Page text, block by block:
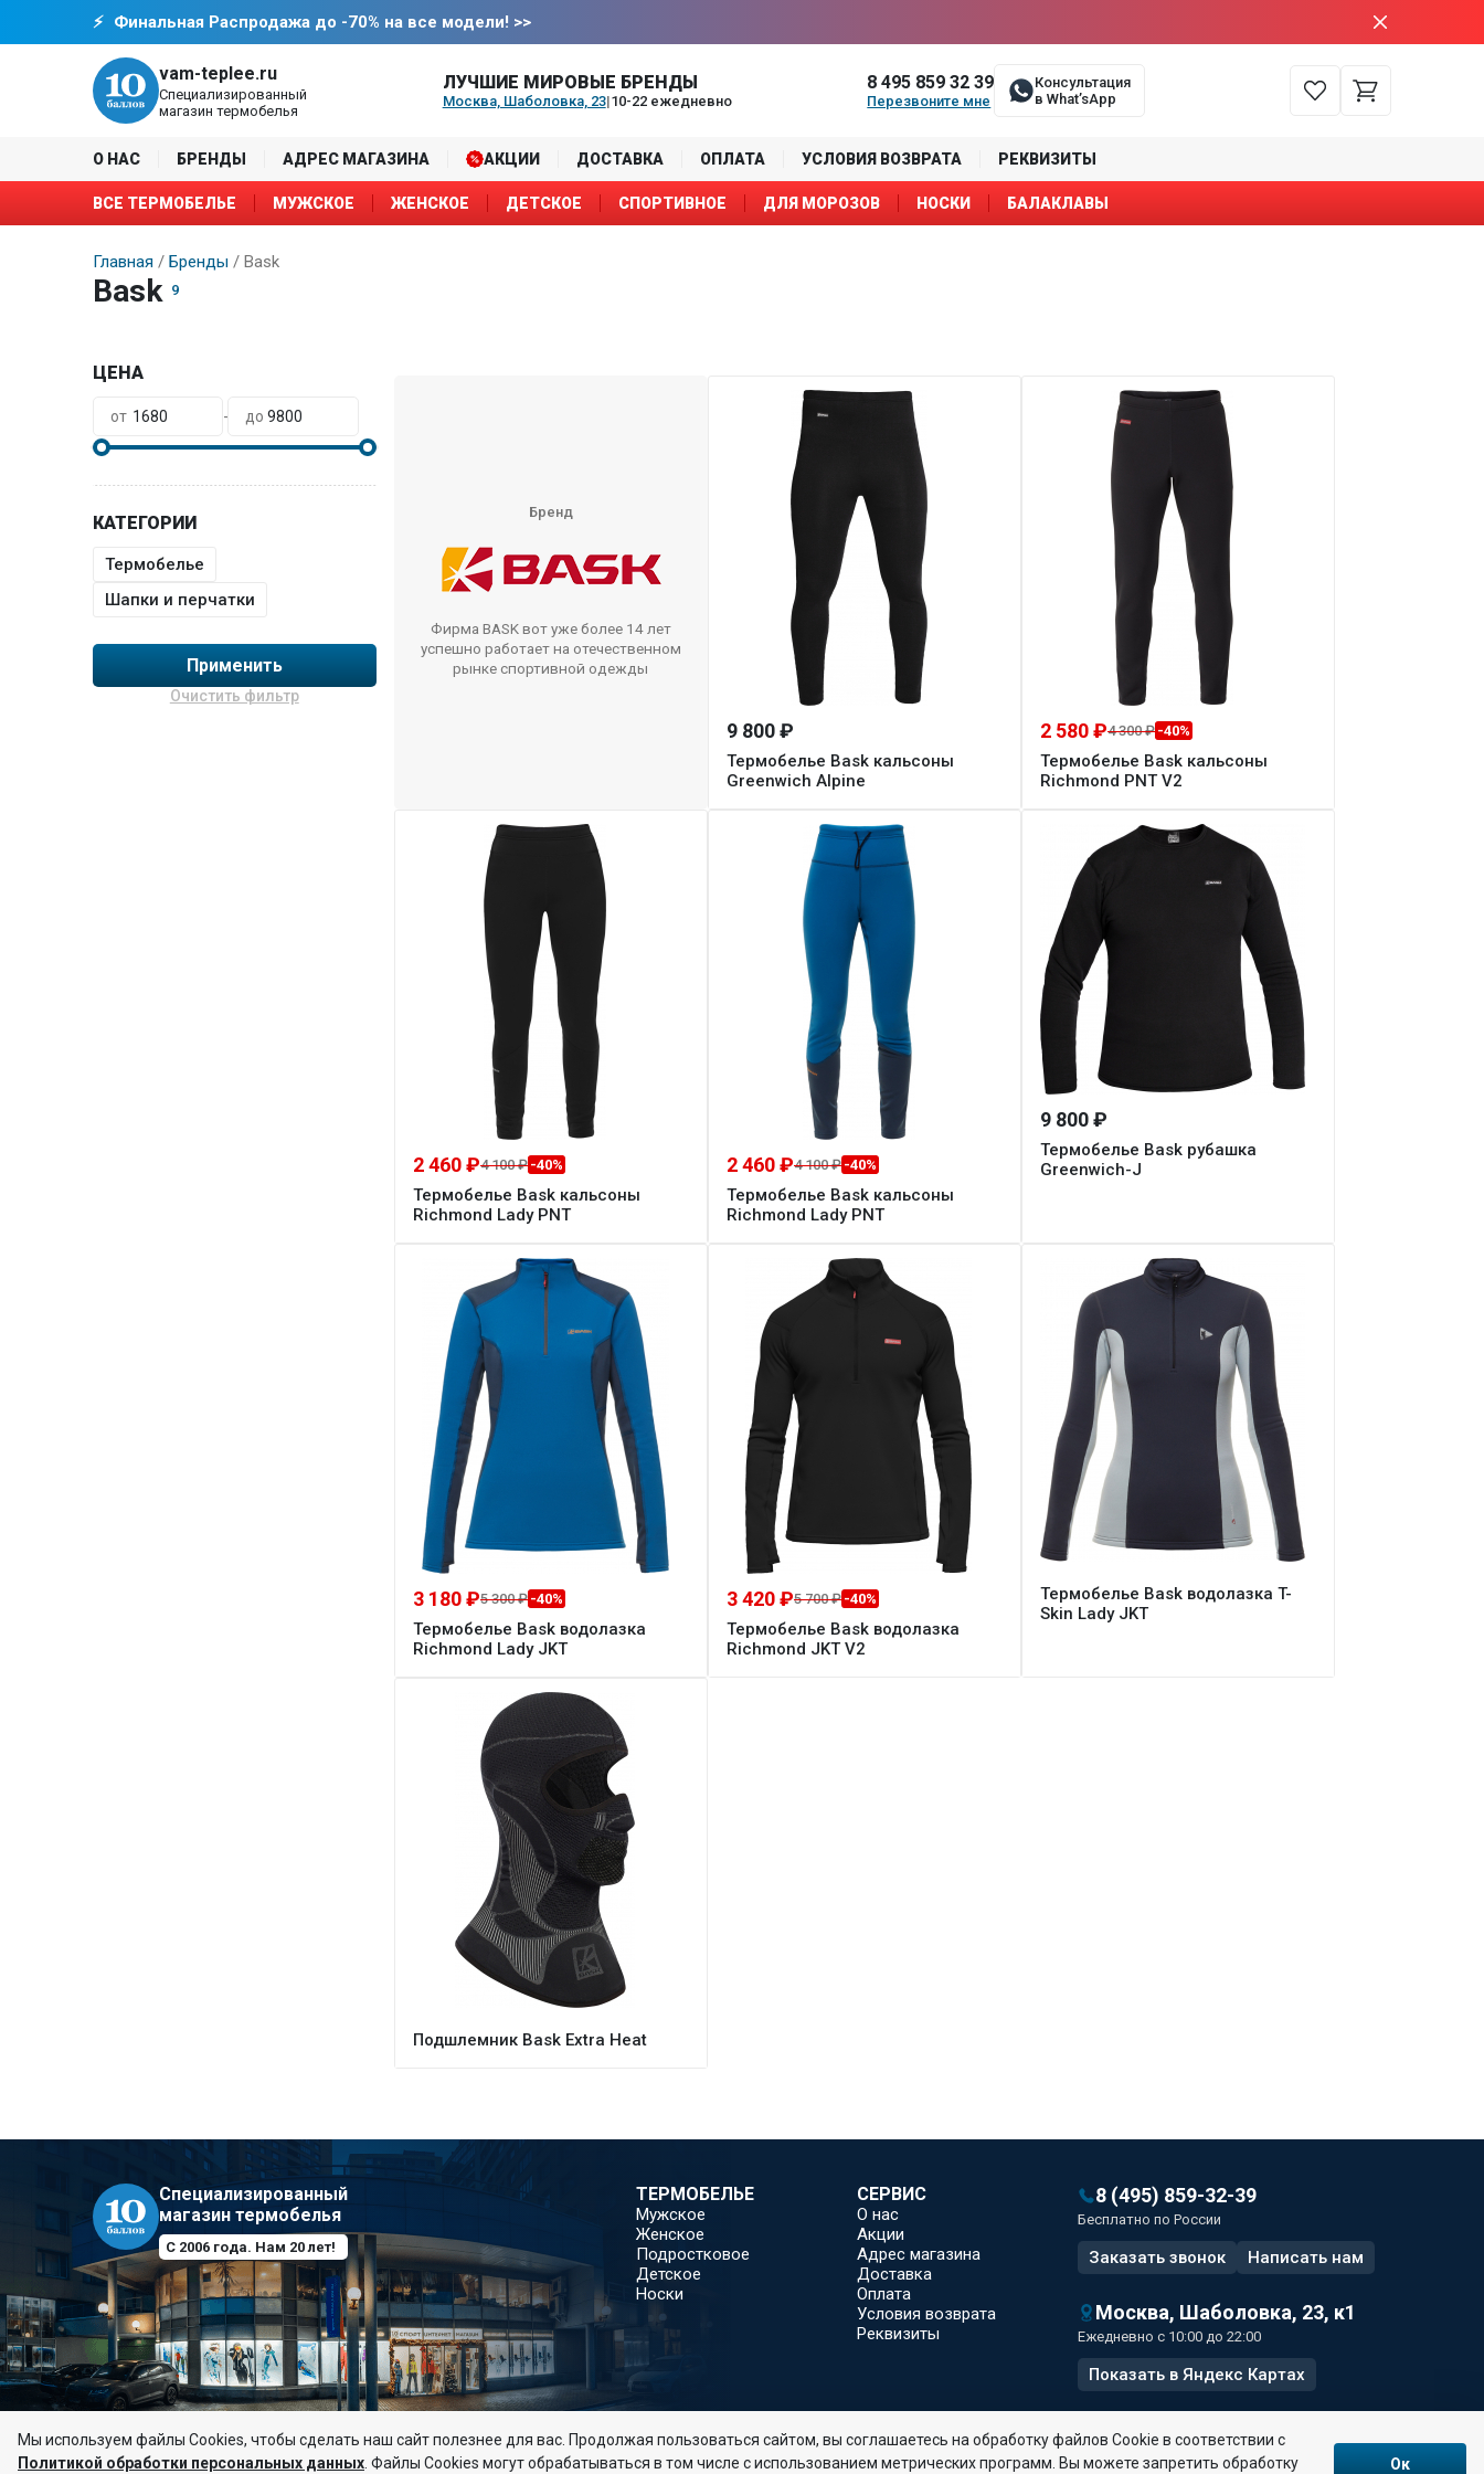
Финальная Распродажа до -70% на все модели! >>
vam-teplee.ru
Специализированный
магазин термобелья
ЛУЧШИЕ МИРОВЫЕ БРЕНДЫ
Москва, Шаболовка, 23|10-22 ежедневно
8 495 859 32 39
Перезвоните мне
Консультация
в What’sApp
О НАС БРЕНДЫ АДРЕС МАГАЗИНА АКЦИИ ДОСТАВКА ОПЛАТА УСЛОВИЯ ВОЗВРАТА РЕКВИЗИТЫ
ВСЕ ТЕРМОБЕЛЬЕ МУЖСКОЕ ЖЕНСКОЕ ДЕТСКОЕ СПОРТИВНОЕ ДЛЯ МОРОЗОВ НОСКИ БАЛАКЛАВЫ
Главная Бренды Bask
Bask 9
ЦЕНА
-
КАТЕГОРИИ
Термобелье
Шапки и перчатки
Очистить фильтр
Применить
Бренд
Фирма BASK вот уже более 14 лет
успешно работает на отечественном
рынке спортивной одежды
Термобелье Bask кальсоны
Greenwich Alpine
9 800 ₽
Термобелье Bask кальсоны
Richmond PNT V2
2 580 ₽4 300 ₽ -40%
Термобелье Bask кальсоны
Richmond Lady PNT
2 460 ₽4 100 ₽ -40%
Термобелье Bask кальсоны
Richmond Lady PNT
2 460 ₽4 100 ₽ -40%
Термобелье Bask рубашка
Greenwich-J
9 800 ₽
Термобелье Bask водолазка
Richmond Lady JKT
3 180 ₽5 300 ₽ -40%
Термобелье Bask водолазка
Richmond JKT V2
3 420 ₽5 700 ₽ -40%
Термобелье Bask водолазка T-
Skin Lady JKT
Подшлемник Bask Extra Heat
Специализированный
магазин термобелья
С 2006 года. Нам 20 лет!
ТЕРМОБЕЛЬЕ
Мужское
Женское
Подростковое
Детское
Носки
СЕРВИС
О нас
Акции
Адрес магазина
Доставка
Оплата
Условия возврата
Реквизиты
8 (495) 859-32-39
Бесплатно по России
Заказать звонок Написать нам
Москва, Шаболовка, 23, к1
Ежедневно с 10:00 до 22:00
Показать в Яндекс Картах
Мы используем файлы Сookies, чтобы сделать наш сайт полезнее для вас. Продолжая пользоваться сайтом, вы соглашаетесь на обработку файлов Сookie в соответствии с
Политикой обработки персональных данных Файлы Cookies могут обрабатываться в том числе с использованием метрических программ. Вы можете запретить обработку Ок